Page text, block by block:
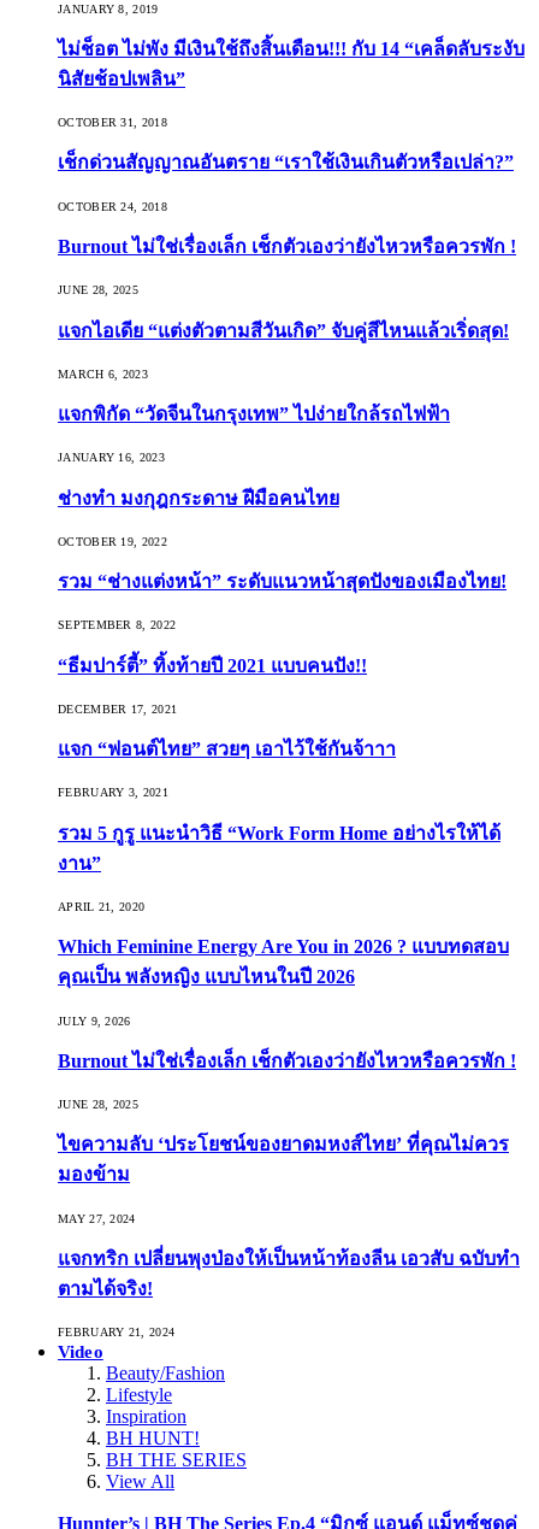
JANUARY 8, 2019
ไม่ช็อต ไม่พัง มีเงินใช้ถึงสิ้นเดือน!!! กับ 14 “เคล็ดลับระงับ
นิสัยช้อปเพลิน”
OCTOBER 31, 2018
เช็กด่วนสัญญาณอันตราย “เราใช้เงินเกินตัวหรือเปล่า?”
OCTOBER 24, 2018
Burnout ไม่ใช่เรื่องเล็ก เช็กตัวเองว่ายังไหวหรือควรพัก !
JUNE 28, 2025
แจกไอเดีย “แต่งตัวตามสีวันเกิด” จับคู่สีไหนแล้วเริ่ดสุด!
MARCH 6, 2023
แจกพิกัด “วัดจีนในกรุงเทพ” ไปง่ายใกล้รถไฟฟ้า
JANUARY 16, 2023
ช่างทำ มงกุฎกระดาษ ฝีมือคนไทย
OCTOBER 19, 2022
รวม “ช่างแต่งหน้า” ระดับแนวหน้าสุดปังของเมืองไทย!
SEPTEMBER 8, 2022
“ธีมปาร์ตี้” ทิ้งท้ายปี 2021 แบบคนปัง!!
DECEMBER 17, 2021
แจก “ฟอนต์ไทย” สวยๆ เอาไว้ใช้กันจ้าาา
FEBRUARY 3, 2021
รวม 5 กูรู แนะนำวิธี “Work Form Home อย่างไรให้ได้
งาน”
APRIL 21, 2020
Which Feminine Energy Are You in 2026 ? แบบทดสอบ
คุณเป็น พลังหญิง แบบไหนในปี 2026
JULY 9, 2026
Burnout ไม่ใช่เรื่องเล็ก เช็กตัวเองว่ายังไหวหรือควรพัก !
JUNE 28, 2025
ไขความลับ ‘ประโยชน์ของยาดมหงส์ไทย’ ที่คุณไม่ควร
มองข้าม
MAY 27, 2024
แจกทริก เปลี่ยนพุงป่องให้เป็นหน้าท้องลีน เอวสับ ฉบับทำ
ตามได้จริง!
FEBRUARY 21, 2024
Video
Beauty/Fashion
Lifestyle
Inspiration
BH HUNT!
BH THE SERIES
View All
Hunnter’s | BH The Series Ep.4 “มิกซ์ แอนด์ แม็ทซ์ชุดคู่